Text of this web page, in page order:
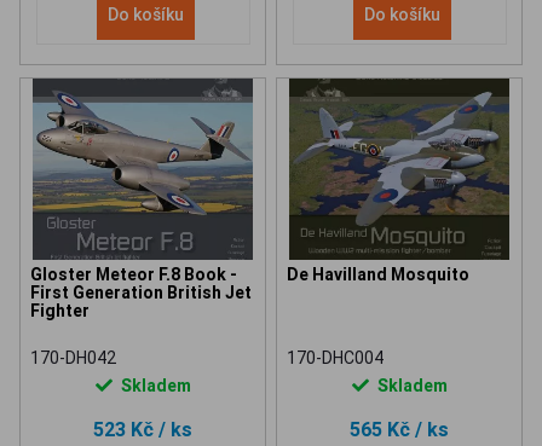
Do košíku Do košíku
Gloster Meteor F.8 Book -
First Generation British Jet
Fighter
170-DH042
Skladem
523 Kč / ks
De Havilland Mosquito
170-DHC004
Skladem
565 Kč / ks